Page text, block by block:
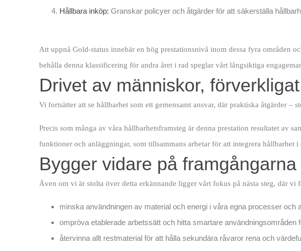
Hållbara inköp: Granskar policyer och åtgärder för att säkerställa
Att uppnå Gold-status innebär en hög prestationsnivå inom dessa fyra områden
behålla denna klassificering för andra året i rad speglar vårt långsiktiga
Drivet av människor,
Vi fortsätter att se hållbarhet som ett gemensamt ansvar, där praktiska åtgärder
Precis som många av våra hållbarhetsframsteg är denna prestation resultatet av
funktioner och anläggningar, som tillsammans arbetar för att integrera hållbarhet i
Bygger vidare på framgångarna
Även om vi är stolta över detta erkännande ligger vårt fokus på nästa steg, där vi
minska användningen av material och energi i våra egna processer och
ompröva etablerade arbetssätt och hitta smartare användningsområden
återvinna allt restmaterial för att hålla sekundära råvaror rena och